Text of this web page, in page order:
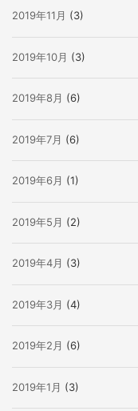
2019年11月 (3)
2019年10月 (3)
2019年8月 (6)
2019年7月 (6)
2019年6月 (1)
2019年5月 (2)
2019年4月 (3)
2019年3月 (4)
2019年2月 (6)
2019年1月 (3)